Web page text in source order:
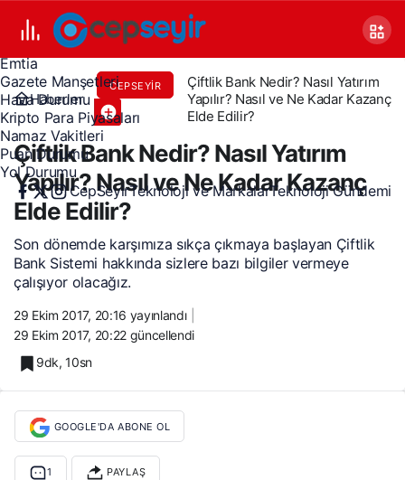
Covid 19
Döviz Kurları
Emtia
Gazete Manşetleri
Hava Durumu
Kripto Para Piyasaları
Namaz Vakitleri
Puan Durumu
Yol Durumu
CepSeyirTeknoloji ve MarkalarTeknoloji Gündemi
Haberler
CEPSEYIR
Çiftlik Bank Nedir? Nasıl Yatırım
Yapılır? Nasıl ve Ne Kadar Kazanç
Elde Edilir?
Çiftlik Bank Nedir? Nasıl Yatırım
Yapılır? Nasıl ve Ne Kadar Kazanç
Elde Edilir?
Son dönemde karşımıza sıkça çıkmaya başlayan Çiftlik
Bank Sistemi hakkında sizlere bazı bilgiler vermeye
çalışıyor olacağız.
29 Ekim 2017, 20:16 yayınlandı
29 Ekim 2017, 20:22güncellendi
9dk, 10sn
GOOGLE'DA ABONE OL
1 PAYLAŞ